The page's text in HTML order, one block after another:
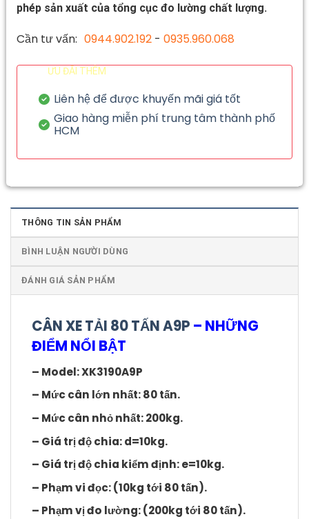
phép sản xuất của tổng cục đo lường chất lượng.
Cần tư vấn: 0944.902.192 - 0935.960.068
ƯU ĐÃI THÊM
Liên hệ để được khuyến mãi giá tốt
Giao hàng miễn phí trung tâm thành phố
HCM
THÔNG TIN SẢN PHẨM
BÌNH LUẬN NGƯỜI DÙNG
ĐÁNH GIÁ SẢN PHẨM
CÂN XE TẢI 80 TẤN A9P – NHỮNG
ĐIỂM NỔI BẬT
– Model: XK3190A9P
– Mức cân lớn nhất:80 tấn.
– Mức cân nhỏ nhất: 200kg.
– Giá trị độ chia: d=10kg.
– Giá trị độ chia kiểm định: e=10kg.
– Phạm vi đọc: (10kg tới 80 tấn).
– Phạm vị đo lường: (200kg tới 80 tấn).